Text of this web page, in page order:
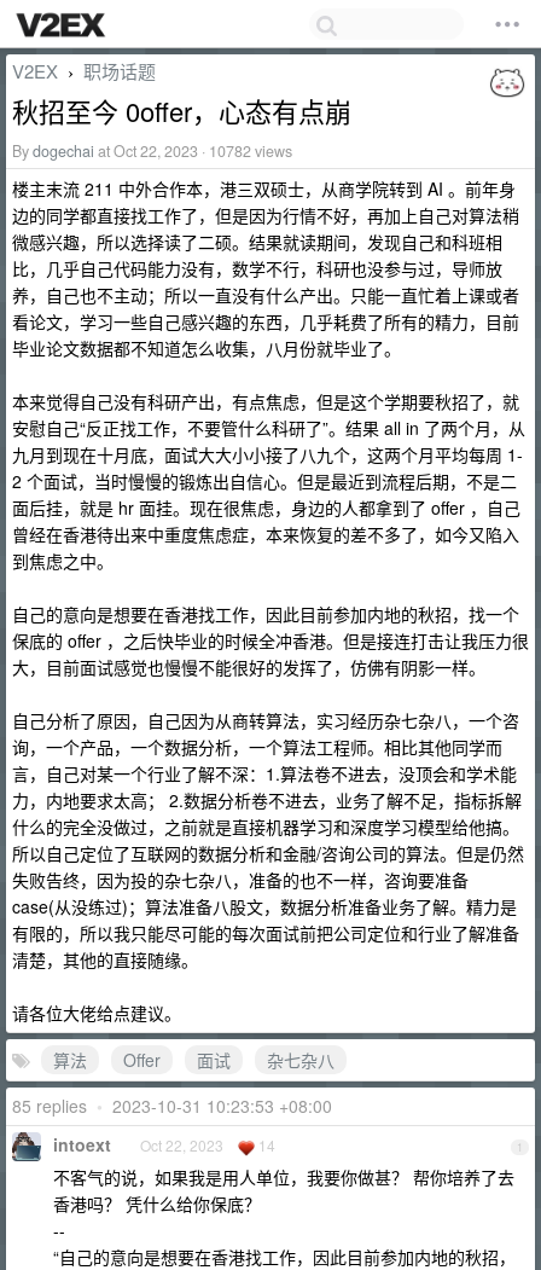
V2EX › 职场话题
秋招至今 0offer，心态有点崩
Bydogechai at Oct 22, 2023 · 10782 views
楼主末流 211 中外合作本，港三双硕士，从商学院转到 AI 。前年身
边的同学都直接找工作了，但是因为行情不好，再加上自己对算法稍
微感兴趣，所以选择读了二硕。结果就读期间，发现自己和科班相
比，几乎自己代码能力没有，数学不行，科研也没参与过，导师放
养，自己也不主动；所以一直没有什么产出。只能一直忙着上课或者
看论文，学习一些自己感兴趣的东西，几乎耗费了所有的精力，目前
毕业论文数据都不知道怎么收集，八月份就毕业了。
本来觉得自己没有科研产出，有点焦虑，但是这个学期要秋招了，就
安慰自己“反正找工作，不要管什么科研了”。结果 all in 了两个月，从
九月到现在十月底，面试大大小小接了八九个，这两个月平均每周 1-
2 个面试，当时慢慢的锻炼出自信心。但是最近到流程后期，不是二
面后挂，就是 hr 面挂。现在很焦虑，身边的人都拿到了 offer ，自己
曾经在香港待出来中重度焦虑症，本来恢复的差不多了，如今又陷入
到焦虑之中。
自己的意向是想要在香港找工作，因此目前参加内地的秋招，找一个
保底的 offer ，之后快毕业的时候全冲香港。但是接连打击让我压力很
大，目前面试感觉也慢慢不能很好的发挥了，仿佛有阴影一样。
自己分析了原因，自己因为从商转算法，实习经历杂七杂八，一个咨
询，一个产品，一个数据分析，一个算法工程师。相比其他同学而
言，自己对某一个行业了解不深：1.算法卷不进去，没顶会和学术能
力，内地要求太高； 2.数据分析卷不进去，业务了解不足，指标拆解
什么的完全没做过，之前就是直接机器学习和深度学习模型给他搞。
所以自己定位了互联网的数据分析和金融/咨询公司的算法。但是仍然
失败告终，因为投的杂七杂八，准备的也不一样，咨询要准备
case(从没练过)；算法准备八股文，数据分析准备业务了解。精力是
有限的，所以我只能尽可能的每次面试前把公司定位和行业了解准备
清楚，其他的直接随缘。
请各位大佬给点建议。
算法
Offer 面试
杂七杂八
85 replies • 2023-10-31 10:23:53 +08:00
1
intoext Oct 22, 2023 14
不客气的说，如果我是用人单位，我要你做甚？ 帮你培养了去
香港吗？ 凭什么给你保底？
--
“自己的意向是想要在香港找工作，因此目前参加内地的秋招，